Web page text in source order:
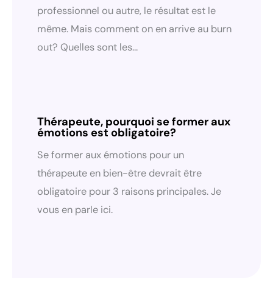
professionnel ou autre, le résultat est le
même. Mais comment on en arrive au burn
out? Quelles sont les…
Thérapeute, pourquoi se former aux
émotions est obligatoire?
Se former aux émotions pour un
thérapeute en bien-être devrait être
obligatoire pour 3 raisons principales. Je
vous en parle ici.